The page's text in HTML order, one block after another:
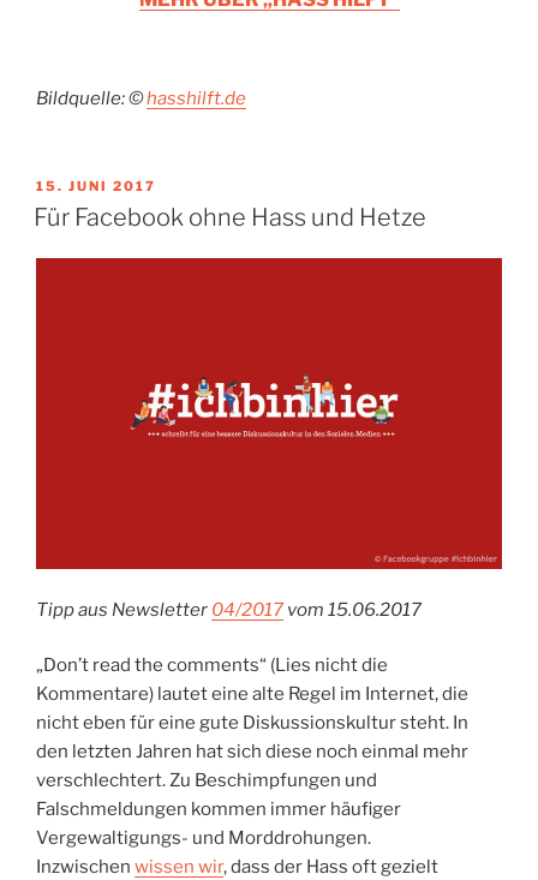
Bildquelle: ©hasshilft.de
VERÖFFENTLICHT
AM
15. JUNI 2017
Für Facebook ohne Hass und Hetze
Tipp aus Newsletter 04/2017vom 15.06.2017
„Don’t read the comments“ (Lies nicht die
Kommentare) lautet eine alte Regel im Internet, die
nicht eben für eine gute Diskussionskultur steht. In
den letzten Jahren hat sich diese noch einmal mehr
verschlechtert. Zu Beschimpfungen und
Falschmeldungen kommen immer häufiger
Vergewaltigungs- und Morddrohungen.
Inzwischen wissen wir, dass der Hass oft gezielt